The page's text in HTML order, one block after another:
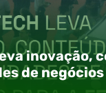
inovação,
de negócios